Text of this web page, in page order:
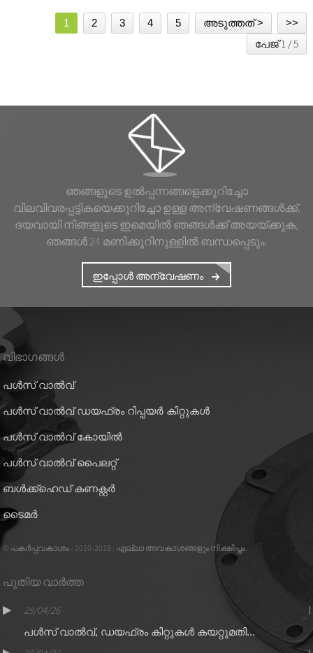
1 2 3 4 5 അടുത്തത് > >>
പേജ് 1 / 5
ഞങ്ങളുടെ ഉൽപ്പന്നങ്ങളെക്കുറിച്ചോ
വിലവിവരപ്പട്ടികയെക്കുറിച്ചോ ഉള്ള അന്വേഷണങ്ങൾക്ക്,
ദയവായി നിങ്ങളുടെ ഇമെയിൽ ഞങ്ങൾക്ക് അയയ്ക്കുക,
ഞങ്ങൾ 24 മണിക്കൂറിനുള്ളിൽ ബന്ധപ്പെടും.
ഇപ്പോൾ അന്വേഷണം
വിഭാഗങ്ങൾ
പൾസ് വാൽവ്
പൾസ് വാൽവ് ഡയഫ്രം റിപ്പയർ കിറ്റുകൾ
പൾസ് വാൽവ് കോയിൽ
പൾസ് വാൽവ് പൈലറ്റ്
ബൾക്ക്ഹെഡ് കണക്റ്റർ
ടൈമർ
© പകർപ്പവകാശം - 2010-2018 : എല്ലാ അവകാശങ്ങളും നിക്ഷിപ്തം.
പുതിയ വാർത്ത
29/04/26
പൾസ് വാൽവ്, ഡയഫ്രം കിറ്റുകൾ കയറ്റുമതി...